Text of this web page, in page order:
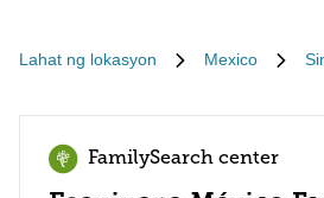
Lahat ng lokasyon Mexico
FamilySearch center